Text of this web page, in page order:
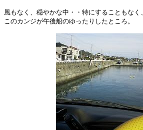
風もなく、穏やかな中・・特にすることも
このカンジが午後船のゆったりしたところ。